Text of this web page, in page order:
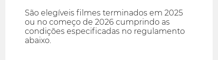
São elegíveis filmes terminados em 2025
ou no começo de 2026 cumprindo as
condições especificadas no regulamento
abaixo.